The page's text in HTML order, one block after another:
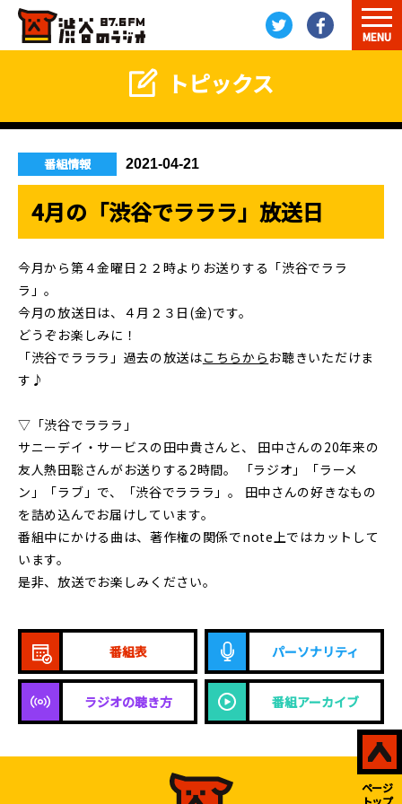
MENU
トピックス
番組情報 2021-04-21
4月の「渋谷でラララ」放送日
今月から第４金曜日２２時よりお送りする「渋谷でララ
ラ」。
今月の放送日は、４月２３日(金)です。
どうぞお楽しみに！
「渋谷でラララ」過去の放送はこちらから お聴きいただけま
す♪
▽「渋谷でラララ」
サニーデイ・サービスの田中貴さんと、 田中さんの20年来の
友人熱田聡さんがお送りする2時間。 「ラジオ」「ラーメ
ン」「ラブ」で、「渋谷でラララ」。 田中さんの好きなもの
を詰め込んでお届けしています。
番組中にかける曲は、著作権の関係でnote上ではカットして
います。
是非、放送でお楽しみください。
番組表 パーソナリティ
ラジオの聴き方 番組アーカイブ
ページ
トップ